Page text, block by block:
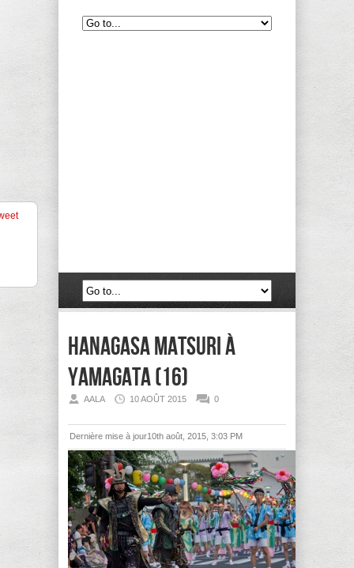
Hanagasa Matsuri à
Yamagata (16)
AALA 10 AOÛT 2015 0
Dernière mise à jour10th août, 2015, 3:03 PM